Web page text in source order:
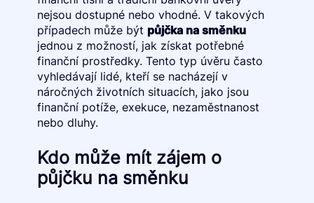
nejsou dostupné nebo vhodné. V takových
případech může být půjčka na směnku
jednou z možností, jak získat potřebné
finanční prostředky. Tento typ úvěru často
vyhledávají lidé, kteří se nacházejí v
náročných životních situacích, jako jsou
finanční potíže, exekuce, nezaměstnanost
nebo dluhy.
Kdo může mít zájem o
půjčku na směnku